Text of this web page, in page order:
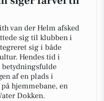
van der Helm afsked
sig til klubben i
sig i både
Hendes tid i
af en plads i
hjemmebane, en
Dokken.